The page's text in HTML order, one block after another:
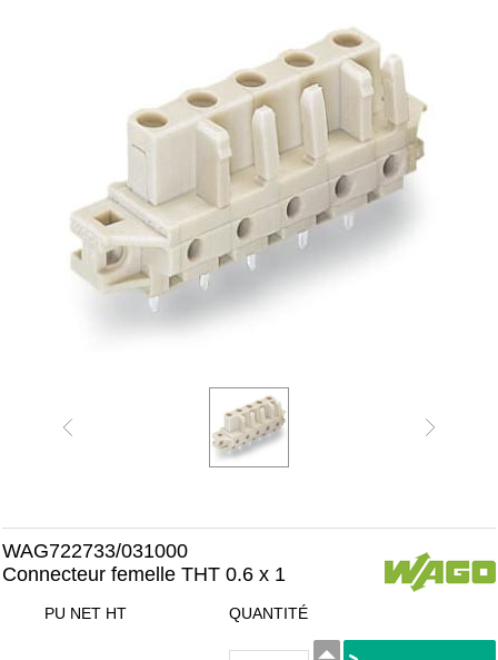
WAG722733/031000
Connecteur femelle THT 0.6 x 1
PU NET HT QUANTITÉ